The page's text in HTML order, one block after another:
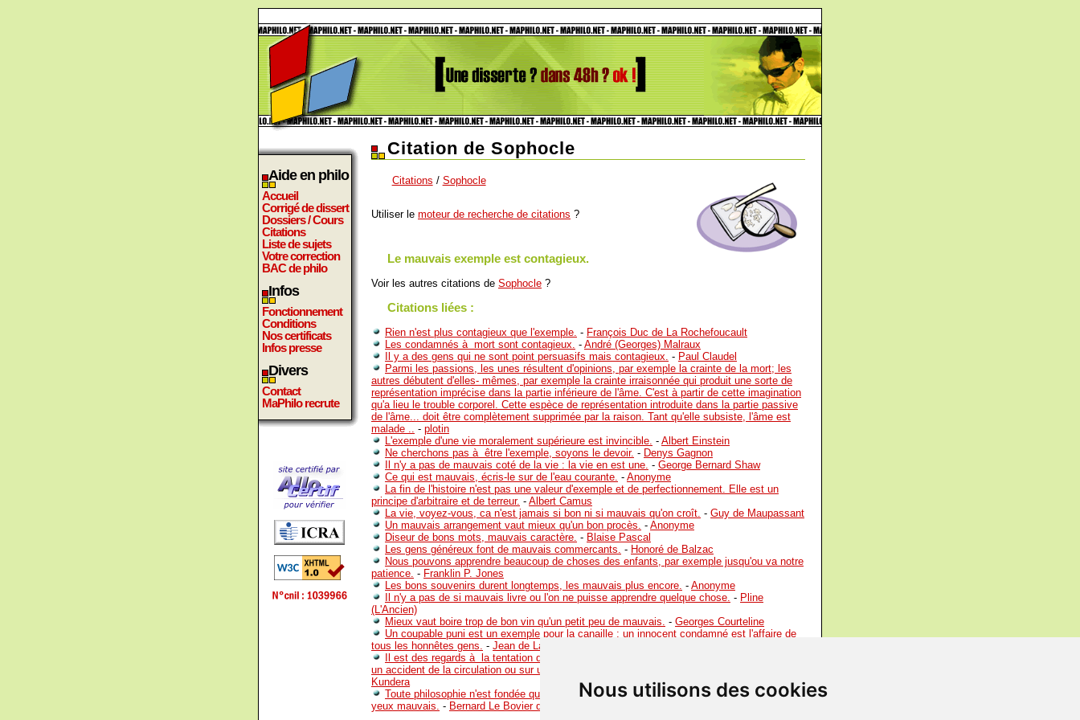
Nous utilisons des cookies
Aide en philo
Accueil
Corrigé de dissert
Dossiers / Cours
Citations
Liste de sujets
Votre correction
BAC de philo
Infos
Fonctionnement
Conditions
Nos certificats
Infos presse
Divers
Contact
MaPhilo recrute
Citation de Sophocle
Citations / Sophocle
Utiliser le moteur de recherche de citations ?
Le mauvais exemple est contagieux.
Voir les autres citations de Sophocle ?
Citations liées :
Rien n'est plus contagieux que l'exemple. - François Duc de La Rochefoucault
Les condamnés à mort sont contagieux. - André (Georges) Malraux
Il y a des gens qui ne sont point persuasifs mais contagieux. - Paul Claudel
Parmi les passions, les unes résultent d'opinions, par exemple la crainte de la mort; les
autres débutent d'elles- mêmes, par exemple la crainte irraisonnée qui produit une sorte de
représentation imprécise dans la partie inférieure de l'âme. C'est à partir de cette imagination
qu'a lieu le trouble corporel. Cette espèce de représentation introduite dans la partie passive
de l'âme... doit être complètement supprimée par la raison. Tant qu'elle subsiste, l'âme est
malade .. - plotin
L'exemple d'une vie moralement supérieure est invincible. - Albert Einstein
Ne cherchons pas à être l'exemple, soyons le devoir. - Denys Gagnon
Il n'y a pas de mauvais coté de la vie : la vie en est une. - George Bernard Shaw
Ce qui est mauvais, écris-le sur de l'eau courante. - Anonyme
La fin de l'histoire n'est pas une valeur d'exemple et de perfectionnement. Elle est un
principe d'arbitraire et de terreur. - Albert Camus
La vie, voyez-vous, ca n'est jamais si bon ni si mauvais qu'on croît. - Guy de Maupassant
Un mauvais arrangement vaut mieux qu'un bon procès. - Anonyme
Diseur de bons mots, mauvais caractère. - Blaise Pascal
Les gens généreux font de mauvais commercants. - Honoré de Balzac
Nous pouvons apprendre beaucoup de choses des enfants, par exemple jusqu'ou va notre
patience. - Franklin P. Jones
Les bons souvenirs durent longtemps, les mauvais plus encore. - Anonyme
Il n'y a pas de si mauvais livre ou l'on ne puisse apprendre quelque chose. - Pline
(L'Ancien)
Mieux vaut boire trop de bon vin qu'un petit peu de mauvais. - Georges Courteline
Un coupable puni est un exemple pour la canaille ; un innocent condamné est l'affaire de
tous les honnêtes gens. - Jean de La Bruyère
Il est des regards à la tentation desquels personne ne résiste : par exemple le regard sur
un accident de la circulation ou sur une lettre d'amour qui appartient à l'autre.
Kundera
Toute philosophie n'est fondée que sur deux choses : sur ce qu'on a l'esprit curieux et les
yeux mauvais. - Bernard Le Bovier de Fontenelle